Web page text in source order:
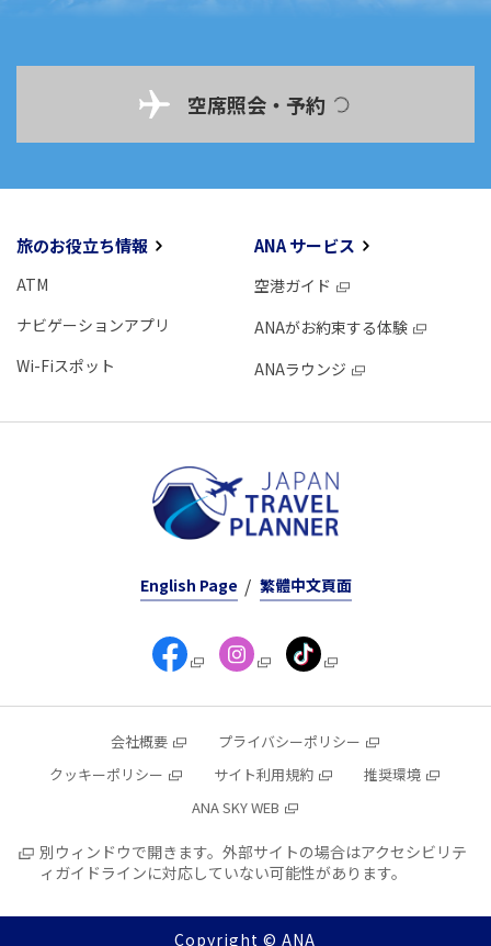
空席照会・予約
旅のお役立ち情報
ATM
ナビゲーションアプリ
Wi-Fiスポット
ANA サービス
空港ガイド
ANAがお約束する体験
ANAラウンジ
English Page 繁體中文頁面
会社概要
プライバシーポリシー
クッキーポリシー
サイト利用規約
推奨環境
ANA SKY WEB
別ウィンドウで開きます。外部サイトの場合はアクセシビリテ
ィガイドラインに対応していない可能性があります。
Copyright © ANA